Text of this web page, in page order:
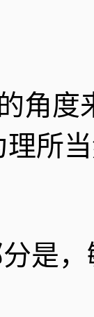
角度
所
是